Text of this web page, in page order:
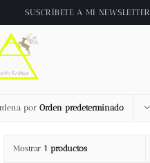
SUSCRÍBETE A MI NEWSLETTER
Inicio
About
por Orden predeterminado
Mostrar 1 productos